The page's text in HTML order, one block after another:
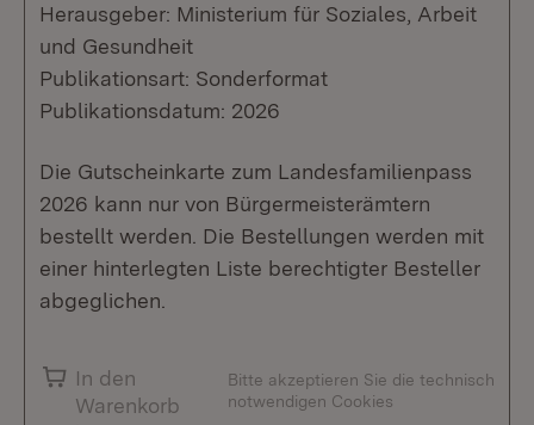
Herausgeber: Ministerium für Soziales, Arbeit
und Gesundheit
Publikationsart: Sonderformat
Publikationsdatum: 2026
Die Gutscheinkarte zum Landesfamilienpass
2026 kann nur von Bürgermeisterämtern
bestellt werden. Die Bestellungen werden mit
einer hinterlegten Liste berechtigter Besteller
abgeglichen.
In den
Warenkorb
Bitte akzeptieren Sie die technisch
notwendigen Cookies